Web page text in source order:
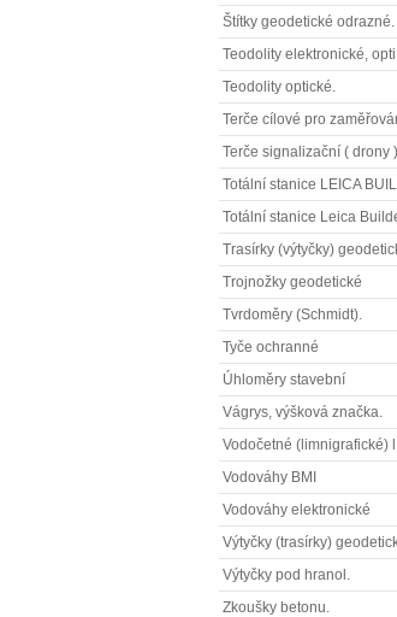
Štítky geodetické odrazné.
Teodolity optické.
Terče cílové pro
Totální stanice Leica
Trasírky (výtyčky)
Trojnožky geodetické
Tvrdoměry (Schmidt).
Tyče ochranné
Úhloměry stavební
Vágrys, výšková značka.
Vodováhy BMI
Vodováhy elektronické
Výtyčky (trasírky)
Výtyčky pod hranol.
Zkoušky betonu.